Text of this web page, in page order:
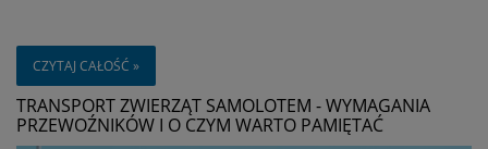
CZYTAJ CAŁOŚĆ »
TRANSPORT ZWIERZĄT SAMOLOTEM - WYMAGANIA
PRZEWOŹNIKÓW I O CZYM WARTO PAMIĘTAĆ